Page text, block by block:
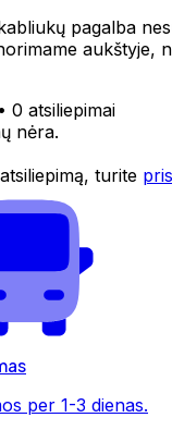
pagalba
aukštyje,
• 0 atsiliepimai
nėra.
turite
per 1-3 dienas.